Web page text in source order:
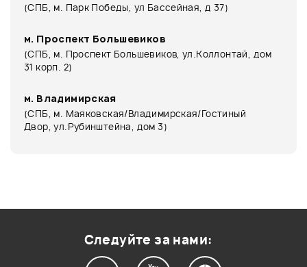
(СПБ, м. Парк Победы, ул Бассейная, д 37)
м. Проспект Большевиков
(СПБ, м. Проспект Большевиков, ул.Коллонтай, дом
31 корп. 2)
м. Владимирская
(СПБ, м. Маяковская/Владимирская/Гостиный
Двор, ул.Рубинштейна, дом 3)
Следуйте за нами: